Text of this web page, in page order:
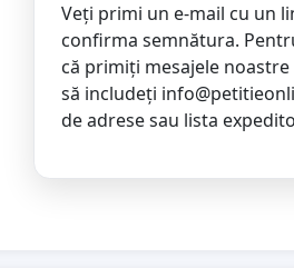
Veți primi un e-mail cu un
confirma semnătura.
că primiți mesajele
să includeți
de adrese sau lista